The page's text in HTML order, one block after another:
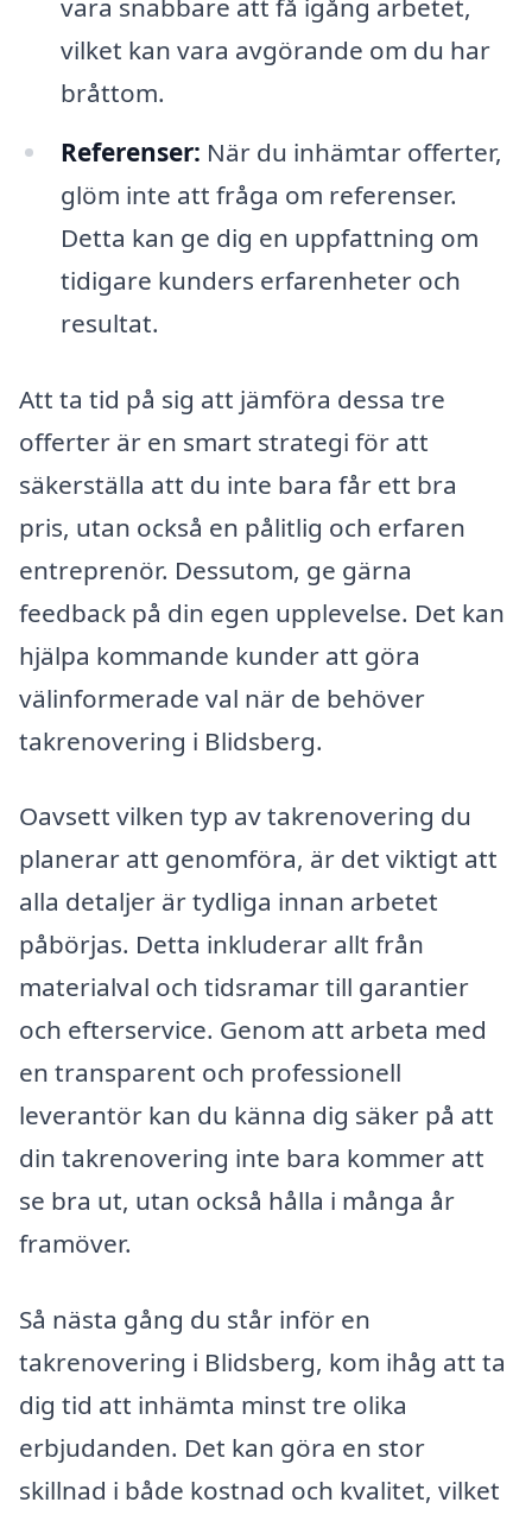
vara snabbare att få igång arbetet,
vilket kan vara avgörande om du har
bråttom.
Referenser: När du inhämtar offerter,
glöm inte att fråga om referenser.
Detta kan ge dig en uppfattning om
tidigare kunders erfarenheter och
resultat.
Att ta tid på sig att jämföra dessa tre
offerter är en smart strategi för att
säkerställa att du inte bara får ett bra
pris, utan också en pålitlig och erfaren
entreprenör. Dessutom, ge gärna
feedback på din egen upplevelse. Det kan
hjälpa kommande kunder att göra
välinformerade val när de behöver
takrenovering i Blidsberg.
Oavsett vilken typ av takrenovering du
planerar att genomföra, är det viktigt att
alla detaljer är tydliga innan arbetet
påbörjas. Detta inkluderar allt från
materialval och tidsramar till garantier
och efterservice. Genom att arbeta med
en transparent och professionell
leverantör kan du känna dig säker på att
din takrenovering inte bara kommer att
se bra ut, utan också hålla i många år
framöver.
Så nästa gång du står inför en
takrenovering i Blidsberg, kom ihåg att ta
dig tid att inhämta minst tre olika
erbjudanden. Det kan göra en stor
skillnad i både kostnad och kvalitet, vilket